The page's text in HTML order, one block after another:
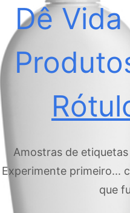
Dê
Amostras de
Experimente primeiro...
que